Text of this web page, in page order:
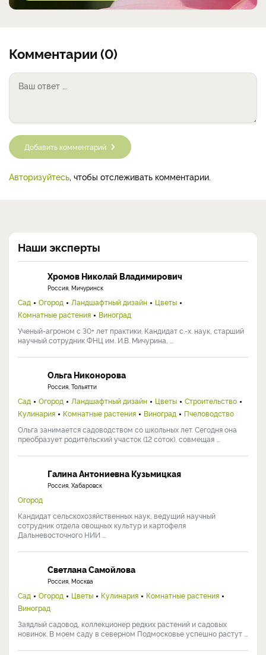
Комментарии (0)
Добавить комментарий
Авторизуйтесь , чтобы отслеживать комментарии.
Наши эксперты
Хромов Николай Владимирович
Россия, Мичуринск
Сад Огород Ландшафтный дизайн
Цветы
Комнатные растения
Виноград
Ученый-агроном с 30+ лет практики. Кандидат с.-х. наук, старший
научный сотрудник ФНЦ им. И.В. Мичурина, ...
Ольга Никонорова
Россия, Тольятти
Сад Огород Ландшафтный дизайн Цветы
Строительство
Кулинария
Комнатные растения Виноград
Пчеловодство
Ольга занимается садоводством со школьных лет. Сегодня она
преобразует родительский участок (12 соток), совмещая ...
Галина Антониевна Кузьмицкая
Россия, Хабаровск
Огород
Кандидат сельскохозяйственных наук, ведущий научный
сотрудник отдела овощных культур и картофеля
Дальневосточного НИИ ...
Светлана Самойлова
Россия, Москва
Сад Огород Цветы Кулинария
Комнатные растения
Виноград
Заядлый садовод, коллекционер редких растений и садовых
новинок. В моем саду в северном Подмосковье успешно растут ...